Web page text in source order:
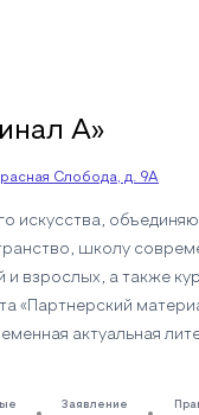
А»
Слобода, д. 9А
искусства,
школу
и взрослых, а также
«Партнерский
актуальная
Заявление